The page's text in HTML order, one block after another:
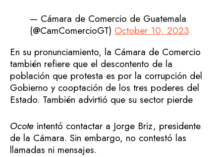
— Cámara de Comercio de Guatemala
(@CamComercioGT) October 10, 2023
En su pronunciamiento, la Cámara de Comercio
también refiere que el descontento de la
población que protesta es por la corrupción del
Gobierno y cooptación de los tres poderes del
Estado. También advirtió que su sector pierde
Ocote intentó contactar a Jorge Briz, presidente
de la Cámara. Sin embargo, no contestó las
llamadas ni mensajes.